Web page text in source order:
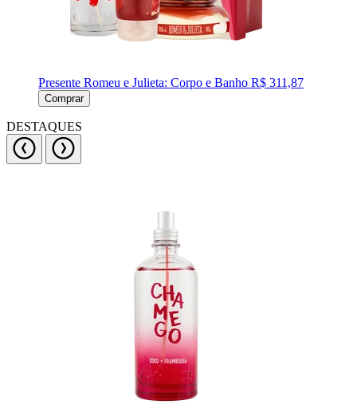
Presente Romeu e Julieta: Corpo e Banho R$ 311,87
Comprar
DESTAQUES